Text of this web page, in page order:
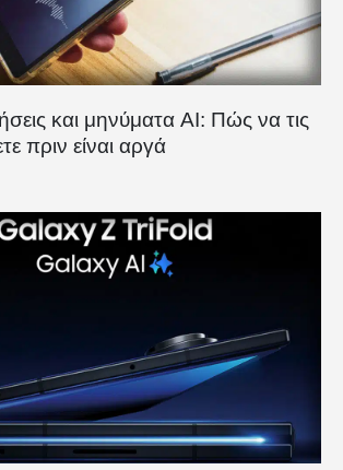
και μηνύματα AI: Πώς να τις
πριν είναι αργά